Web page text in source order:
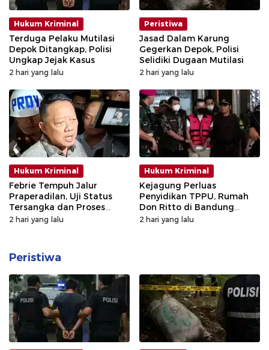
Hukum Kriminal
Terduga Pelaku Mutilasi
Depok Ditangkap, Polisi
Ungkap Jejak Kasus
2 hari yang lalu
Peristiwa
Jasad Dalam Karung
Gegerkan Depok, Polisi
Selidiki Dugaan Mutilasi
2 hari yang lalu
Hukum Kriminal
Febrie Tempuh Jalur
Praperadilan, Uji Status
Tersangka dan Proses
Penyidikan
2 hari yang lalu
Hukum Kriminal
Kejagung Perluas
Penyidikan TPPU, Rumah
Don Ritto di Bandung
Digeledah
2 hari yang lalu
Peristiwa